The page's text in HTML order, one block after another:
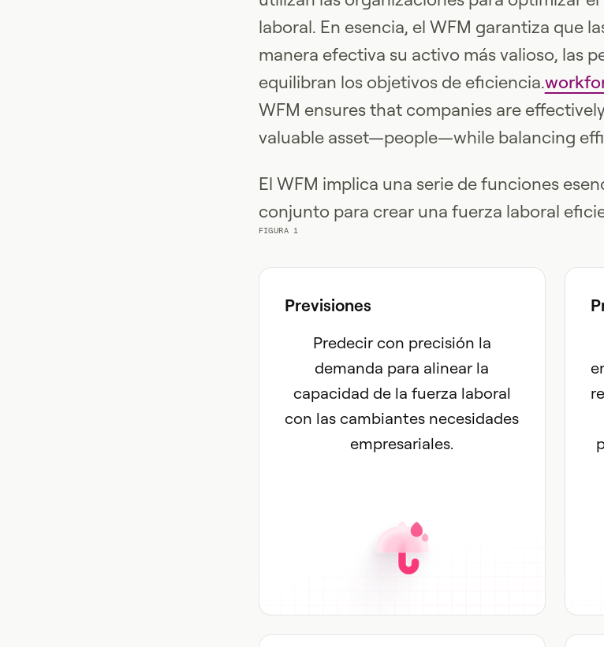
laboral. En esencia, el WFM garantiza que
manera efectiva su activo más valioso, las
equilibran los objetivos de eficiencia.
WFM ensures that companies are
valuable asset—people—while balancing
El WFM implica una serie de funciones
conjunto para crear una fuerza laboral
FIGURA 1
Previsiones
Predecir con precisión la
demanda para alinear la
capacidad de la fuerza laboral
con las cambiantes necesidades
empresariales.